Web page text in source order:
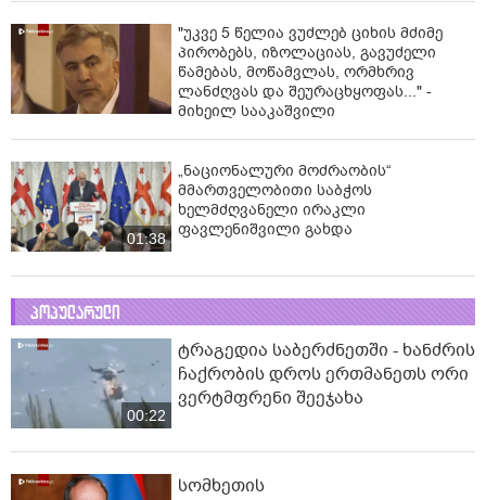
"უკვე 5 წელია ვუძლებ ციხის მძიმე
პირობებს, იზოლაციას, გავუძელი
წამებას, მოწამვლას, ორმხრივ
ლანძღვას და შეურაცხყოფას..." -
მიხეილ სააკაშვილი
01:38
„ნაციონალური მოძრაობის“
მმართველობითი საბჭოს
ხელმძღვანელი ირაკლი
ფავლენიშვილი გახდა
პოპულარული
00:22
ტრაგედია საბერძნეთში - ხანძრის
ჩაქრობის დროს ერთმანეთს ორი
ვერტმფრენი შეეჯახა
სომხეთის